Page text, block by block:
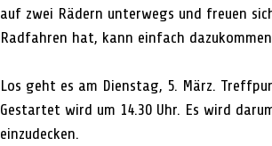
auf zwei Rädern unterwegs und freuen
Radfahren hat, kann einfach
Los geht es am Dienstag, 5. März.
Gestartet wird um 14.30 Uhr. Es wird
einzudecken.